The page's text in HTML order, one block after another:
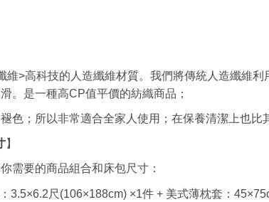
維>高科技的人造纖維材質。我們將傳統人造纖維
。是一種高CP值平價的紡織商品；
色；所以非常適合全家人使用；在保養清潔上也比
】
需要的商品組合和床包尺寸：
3.5×6.2尺 (106×188cm) ×1件 + 美式薄枕套：